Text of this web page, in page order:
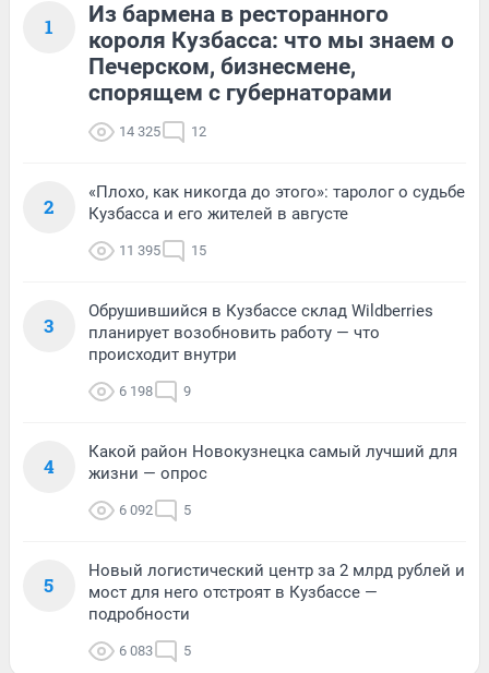
1
Из бармена в ресторанного
короля Кузбасса: что мы знаем о
Печерском, бизнесмене,
спорящем с губернаторами
14 325 12
2
«Плохо, как никогда до этого»: таролог о судьбе
Кузбасса и его жителей в августе
11 395 15
3
Обрушившийся в Кузбассе склад Wildberries
планирует возобновить работу — что
происходит внутри
6 198 9
4
Какой район Новокузнецка самый лучший для
жизни — опрос
6 092 5
5
Новый логистический центр за 2 млрд рублей и
мост для него отстроят в Кузбассе —
подробности
6 083 5